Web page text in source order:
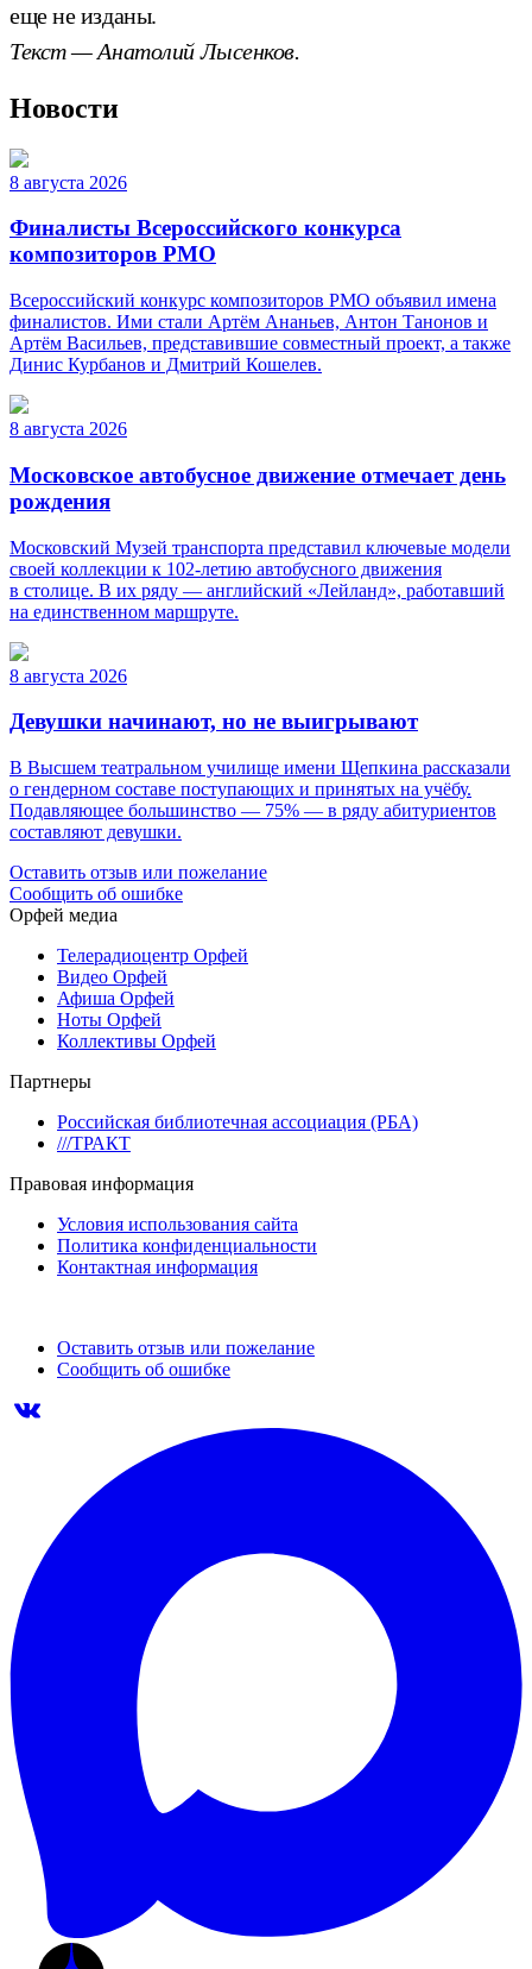
еще не изданы.
Текст — Анатолий Лысенков.
Новости
8 августа 2026
Финалисты Всероссийского конкурса
композиторов РМО
Всероссийский конкурс композиторов РМО объявил имена
финалистов. Ими стали Артём Ананьев, Антон Танонов и
Артём Васильев, представившие совместный проект, а также
Динис Курбанов и Дмитрий Кошелев.
8 августа 2026
Московское автобусное движение отмечает день
рождения
Московский Музей транспорта представил ключевые модели
своей коллекции к 102-летию автобусного движения
в столице. В их ряду — английский «Лейланд», работавший
на единственном маршруте.
8 августа 2026
Девушки начинают, но не выигрывают
В Высшем театральном училище имени Щепкина рассказали
о гендерном составе поступающих и принятых на учёбу.
Подавляющее большинство — 75% — в ряду абитуриентов
составляют девушки.
Оставить отзыв или пожелание
Сообщить об ошибке
Орфей медиа
Телерадиоцентр Орфей
Видео Орфей
Афиша Орфей
Ноты Орфей
Коллективы Орфей
Партнеры
Российская библиотечная ассоциация (РБА)
///ТРАКТ
Правовая информация
Условия использования сайта
Политика конфиденциальности
Контактная информация
Оставить отзыв или пожелание
Сообщить об ошибке